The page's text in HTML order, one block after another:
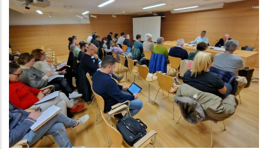
El Consell Comarcal Del Baix
Penedès Aprova Un Pressupost
Per Al 2025 De Més De 26 Milions
D'euros, El Més Alt De La Història
Altres